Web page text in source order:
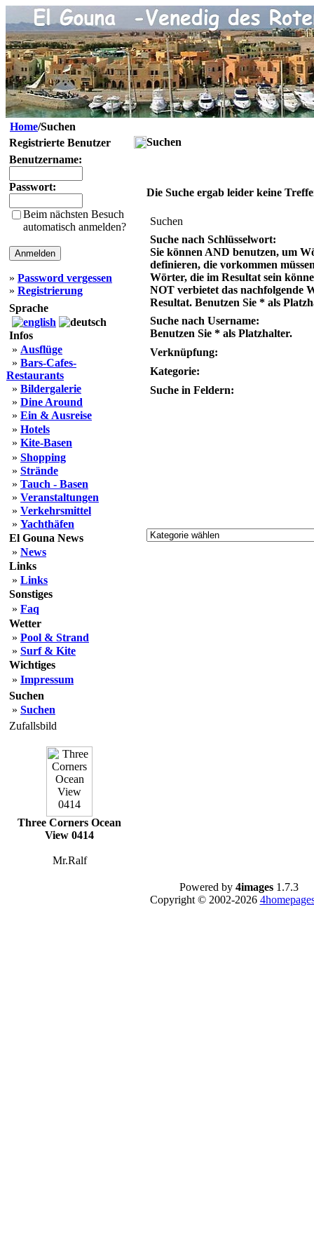
Home/Suchen
Registrierte Benutzer
Benutzername:
Passwort:
Beim nächsten Besuch
automatisch anmelden?
» Password vergessen
» Registrierung
Sprache
Infos
» Ausflüge
» Bars-Cafes-
Restaurants
» Bildergalerie
» Dine Around
» Ein & Ausreise
» Hotels
» Kite-Basen
» Shopping
» Strände
» Tauch - Basen
» Veranstaltungen
» Verkehrsmittel
» Yachthäfen
El Gouna News
» News
Links
» Links
Sonstiges
» Faq
Wetter
» Pool & Strand
» Surf & Kite
Wichtiges
» Impressum
Suchen
» Suchen
Zufallsbild
Three Corners Ocean
View 0414
Mr.Ralf
Suchen
Die Suche ergab leider keine
Suchen
Suche nach Schlüsselwort:
Sie können AND benutzen, um
definieren, die vorkommen
Wörter, die im Resultat sein
NOT verbietet das nachfolgende
Resultat. Benutzen Sie * als
Suche nach Username:
Benutzen Sie * als Platzhalter.
Verknüpfung:
Kategorie:
Suche in Feldern:
Powered by 4images 1.7.3
Copyright © 2002-2026